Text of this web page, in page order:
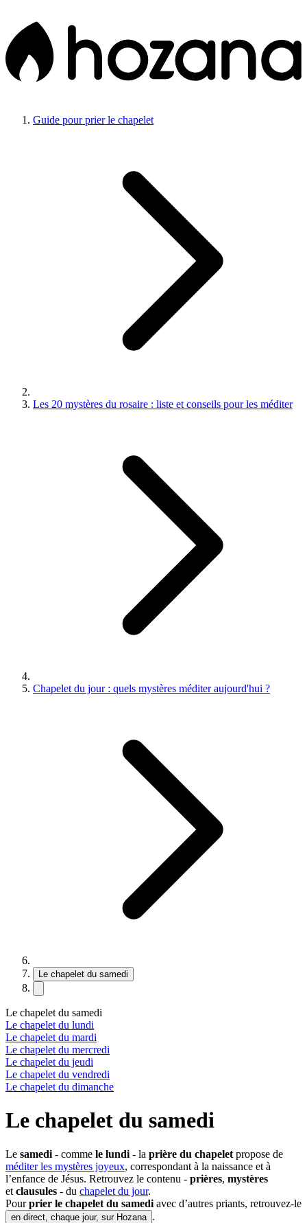
Guide pour prier le chapelet
Les 20 mystères du rosaire : liste et conseils pour les méditer
Chapelet du jour : quels mystères méditer aujourd'hui ?
Le chapelet du samedi
Le chapelet du samedi
Le chapelet du lundi
Le chapelet du mardi
Le chapelet du mercredi
Le chapelet du jeudi
Le chapelet du vendredi
Le chapelet du dimanche
Le chapelet du samedi
Le samedi - comme le lundi - la prière du chapelet propose de
méditer les mystères joyeux, correspondant à la naissance et à
l’enfance de Jésus. Retrouvez le contenu - prières, mystères
et clausules - du chapelet du jour.
Pourprier le chapelet du samedi avec d’autres priants, retrouvez-le
en direct, chaque jour, sur Hozana .